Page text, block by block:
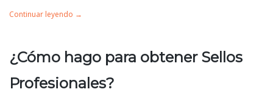
Continuar leyendo →
¿Cómo hago para obtener Sellos
Profesionales?